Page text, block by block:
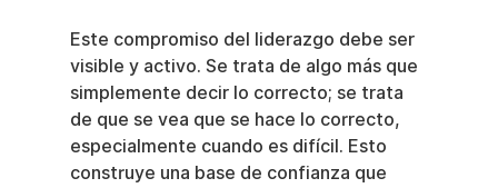
Este compromiso del liderazgo debe ser
visible y activo. Se trata de algo más que
simplemente decir lo correcto; se trata
de que se vea que se hace lo correcto,
especialmente cuando es difícil. Esto
construye una base de confianza que